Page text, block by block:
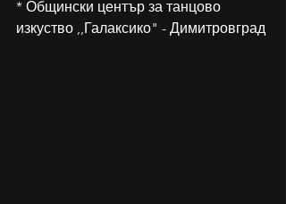
* Общински център за танцово
изкуство ,,Галаксико" - Димитровград